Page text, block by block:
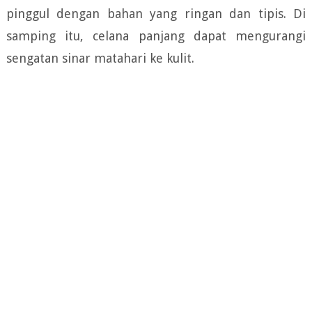
pinggul dengan bahan yang ringan dan tipis. Di
samping itu, celana panjang dapat mengurangi
sengatan sinar matahari ke kulit.